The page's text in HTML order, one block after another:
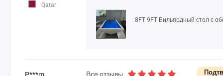
Qatar
8FT 9FT Бильярдный стол с
Все отзывы